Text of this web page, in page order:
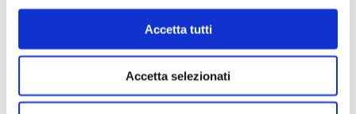
Accetta tutti
Accetta selezionati